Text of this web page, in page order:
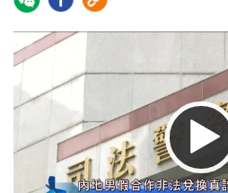
Video
Player